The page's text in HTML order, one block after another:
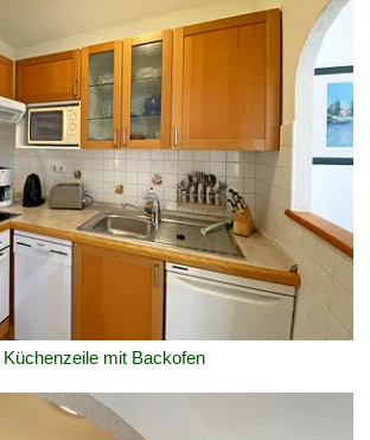
Küchenzeile mit Backofen